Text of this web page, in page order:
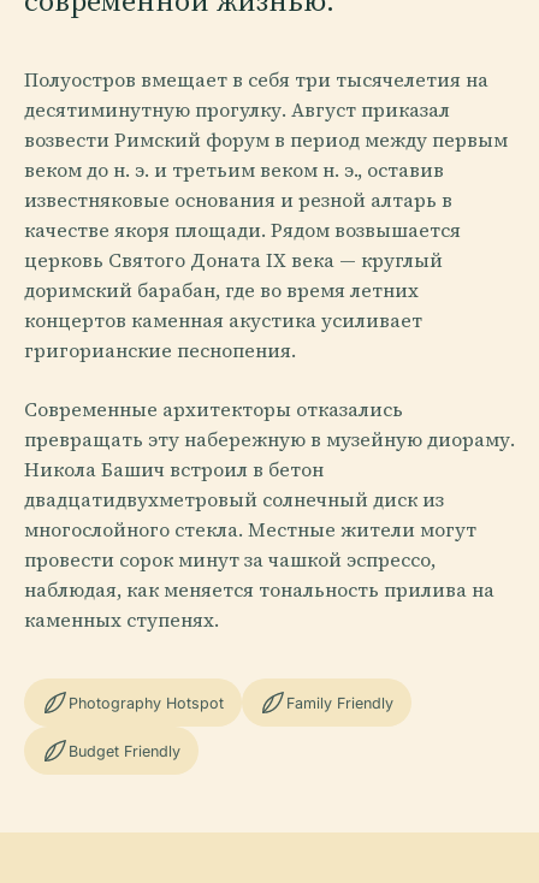
Полуостров вмещает в себя три тысячелетия на
десятиминутную прогулку. Август приказал
возвести Римский форум в период между первым
веком до н. э. и третьим веком н. э., оставив
известняковые основания и резной алтарь в
качестве якоря площади. Рядом возвышается
церковь Святого Доната IX века — круглый
доримский барабан, где во время летних
концертов каменная акустика усиливает
григорианские песнопения.
Современные архитекторы отказались
превращать эту набережную в музейную диораму.
Никола Башич встроил в бетон
двадцатидвухметровый солнечный диск из
многослойного стекла. Местные жители могут
провести сорок минут за чашкой эспрессо,
наблюдая, как меняется тональность прилива на
каменных ступенях.
Photography Hotspot Family Friendly
Budget Friendly